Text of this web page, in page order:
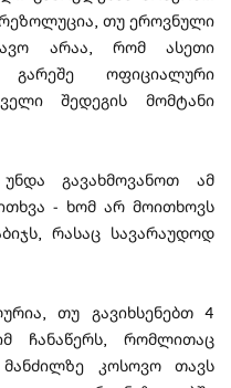
თუ ეროვნული
არაა, რომ ასეთი
გარეშე ოფიციალური
შედეგის მომტანი
გავახმოვანოთ ამ
- ხომ არ მოითხოვს
რასაც სავარაუდოდ
თუ გავიხსენებთ 4
ჩანაწერს, რომლითაც
კოსოვო თავს